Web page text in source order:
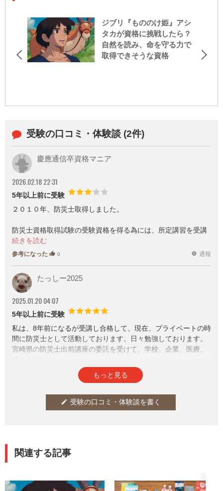
ジブリ『もののけ姫』アシ
タカが資格に挑戦したら？
自然を読み、命を守る力で
取得できそうな資格
受験の口コミ・体験談 (2件)
慶應通信卒資格マニア
2026.02.18 22:31
5年以上前に受験
２０１０年、防災士取得しました。
防災士資格取得試験の受験資格を得る為には、所定講習を受講
修了する必要が有ります。
間は費用が高い為、可能なら、地方自治体や学校法人の講習を
受講した方が得です。
因みに、私は県の講習を受講修了しました。
参考になった thumb_up 0 report 通報
たっしー2025
2025.01.20 04:07
5年以上前に受験
私は、8年前になるが受講し合格して、現在、プライベートの時
間に防災士として活動しております。日々勉強しております。
宮崎県の防災士出前講座の委託を受けて、学校、企業、医療、
宮崎の場合は、防災士受講は補助があり、高くありませんでし
もっと見る
edit 受験の口コミ・体験談を書く
関連する記事